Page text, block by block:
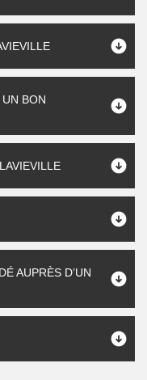
BON
AUPRÈS D’UN